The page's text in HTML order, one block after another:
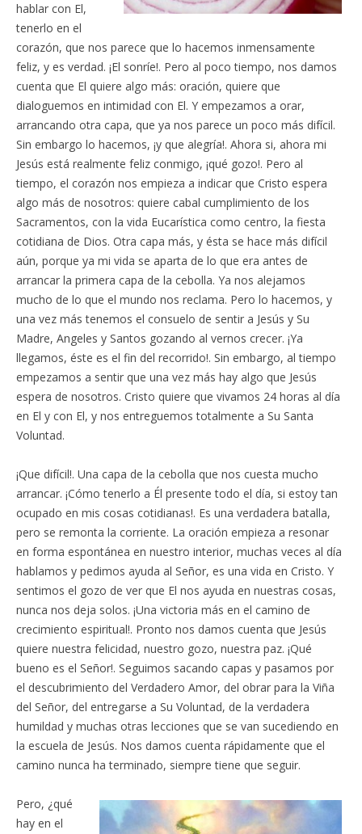
hablar con El,
tenerlo en el
corazón, que nos parece que lo hacemos inmensamente
feliz, y es verdad. ¡El sonríe!. Pero al poco tiempo, nos damos
cuenta que El quiere algo más: oración, quiere que
dialoguemos en intimidad con El. Y empezamos a orar,
arrancando otra capa, que ya nos parece un poco más difícil.
Sin embargo lo hacemos, ¡y que alegría!. Ahora si, ahora mi
Jesús está realmente feliz conmigo, ¡qué gozo!. Pero al
tiempo, el corazón nos empieza a indicar que Cristo espera
algo más de nosotros: quiere cabal cumplimiento de los
Sacramentos, con la vida Eucarística como centro, la fiesta
cotidiana de Dios. Otra capa más, y ésta se hace más difícil
aún, porque ya mi vida se aparta de lo que era antes de
arrancar la primera capa de la cebolla. Ya nos alejamos
mucho de lo que el mundo nos reclama. Pero lo hacemos, y
una vez más tenemos el consuelo de sentir a Jesús y Su
Madre, Angeles y Santos gozando al vernos crecer. ¡Ya
llegamos, éste es el fin del recorrido!. Sin embargo, al tiempo
empezamos a sentir que una vez más hay algo que Jesús
espera de nosotros. Cristo quiere que vivamos 24 horas al día
en El y con El, y nos entreguemos totalmente a Su Santa
Voluntad.
¡Que difícil!. Una capa de la cebolla que nos cuesta mucho
arrancar. ¡Cómo tenerlo a Él presente todo el día, si estoy tan
ocupado en mis cosas cotidianas!. Es una verdadera batalla,
pero se remonta la corriente. La oración empieza a resonar
en forma espontánea en nuestro interior, muchas veces al día
hablamos y pedimos ayuda al Señor, es una vida en Cristo. Y
sentimos el gozo de ver que El nos ayuda en nuestras cosas,
nunca nos deja solos. ¡Una victoria más en el camino de
crecimiento espiritual!. Pronto nos damos cuenta que Jesús
quiere nuestra felicidad, nuestro gozo, nuestra paz. ¡Qué
bueno es el Señor!. Seguimos sacando capas y pasamos por
el descubrimiento del Verdadero Amor, del obrar para la Viña
del Señor, del entregarse a Su Voluntad, de la verdadera
humildad y muchas otras lecciones que se van sucediendo en
la escuela de Jesús. Nos damos cuenta rápidamente que el
camino nunca ha terminado, siempre tiene que seguir.
Pero, ¿qué
hay en el